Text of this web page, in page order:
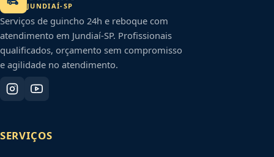
JUNDIAÍ-SP
Serviços de guincho 24h e reboque com
atendimento em Jundiaí-SP. Profissionais
qualificados, orçamento sem compromisso
e agilidade no atendimento.
SERVIÇOS